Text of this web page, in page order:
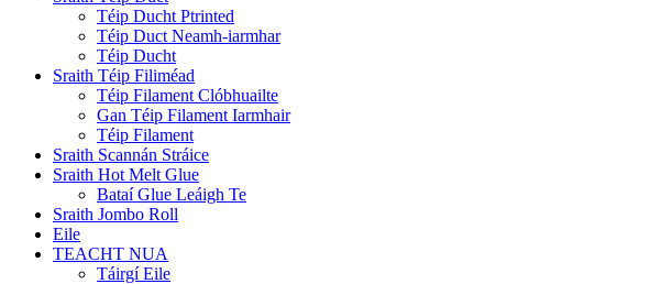
Téip Ducht Ptrinted
Téip Duct Neamh-iarmhar
Téip Ducht
Sraith Téip Filiméad
Téip Filament Clóbhuailte
Gan Téip Filament Iarmhair
Téip Filament
Sraith Scannán Stráice
Sraith Hot Melt Glue
Bataí Glue Leáigh Te
Sraith Jombo Roll
Eile
TEACHT NUA
Táirgí Eile